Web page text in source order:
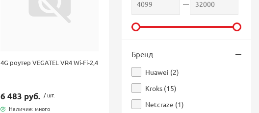
Бренд
Huawei (2)
Kroks (15)
Netcraze (1)
4G роутер VEGATEL VR4 Wi-Fi-2,4
6 483 руб. / шт.
Наличие: много